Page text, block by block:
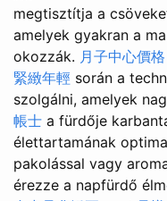
megtisztítja a
amelyek gyakran a
okozzák. 月子中心價格
緊緻年輕 során a
szolgálni, amelyek
帳士 a fürdője
élettartamának
pakolással vagy
érezze a napfürdő